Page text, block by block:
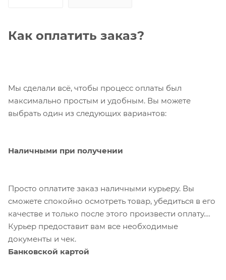
Как оплатить заказ?
Мы сделали всё, чтобы процесс оплаты был
максимально простым и удобным. Вы можете
выбрать один из следующих вариантов:
Наличными при получении
Просто оплатите заказ наличными курьеру. Вы
сможете спокойно осмотреть товар, убедиться в его
качестве и только после этого произвести оплату.
Курьер предоставит вам все необходимые
документы и чек.
Банковской картой